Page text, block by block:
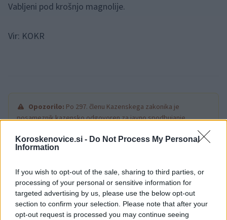
Koroskenovice.si - Do Not Process My Personal
Information
If you wish to opt-out of the sale, sharing to third parties, or
processing of your personal or sensitive information for
targeted advertising by us, please use the below opt-out
section to confirm your selection. Please note that after your
opt-out request is processed you may continue seeing
Vabljeni pod krošnjo magnolije.
Vir: KOKR
Opozorilo: Po 297. členu Kazenskega zakonika je
posameznik kazensko odgovoren za javno spodbujanje
rasističnimi, diskriminatornimi ali nezakonitimi vsebinami bodo
odstranjeni. Pravila komentiranja →
Failed to fetch